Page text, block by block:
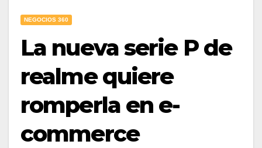
NEGOCIOS 360
La nueva serie P de
realme quiere
romperla en e-
commerce